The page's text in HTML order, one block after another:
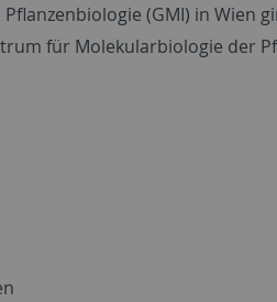
(GMI) in Wien
für Molekularbiologie der